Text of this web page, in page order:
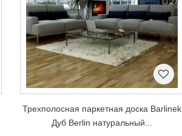
Трехполосная паркетная доска Barlinek
Дуб Berlin натуральный...